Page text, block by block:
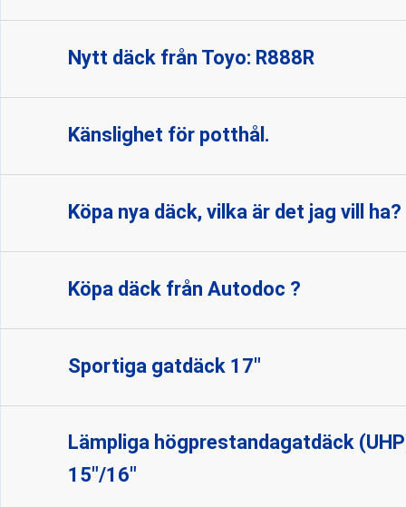
Nytt däck från Toyo: R888R
Känslighet för potthål.
Köpa nya däck, vilka är det jag vill ha?
Köpa däck från Autodoc ?
Sportiga gatdäck 17"
Lämpliga högprestandagatdäck
15"/16"